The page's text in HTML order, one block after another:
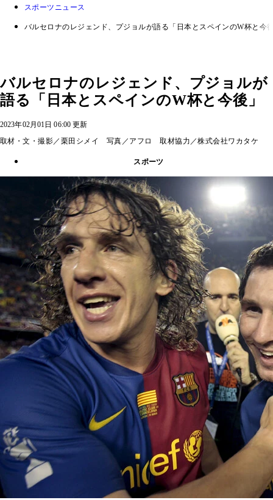
スポーツニュース
バルセロナのレジェンド、プジョルが語る「日本とスペインのW杯と今
バルセロナのレジェンド、プジョルが
語る「日本とスペインのW杯と今後」
2023年02月01日 06:00 更新
取材・文・撮影／栗田シメイ 写真／アフロ 取材協力／株式会社ワカタケ
スポーツ